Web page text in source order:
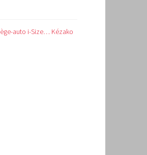
auto i-Size… Kézako